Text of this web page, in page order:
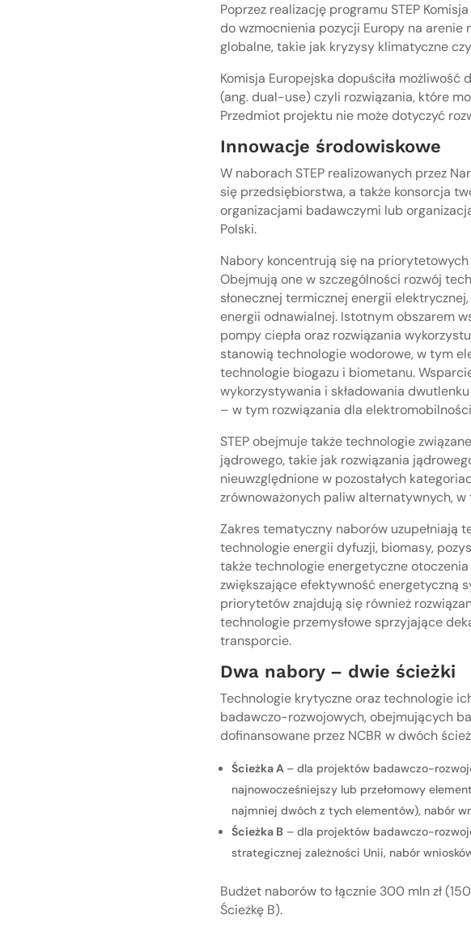
Poprzez realizację programu STEP
do wzmocnienia pozycji Europy na
globalne, takie jak kryzysy klimatyczne
Komisja Europejska dopuściła
(ang. dual-use) czyli rozwiązania, które
Przedmiot projektu nie może dotyczyć
Innowacje środowiskowe
W naborach STEP realizowanych przez
się przedsiębiorstwa, a także konsorcja
organizacjami badawczymi lub
Polski.
Nabory koncentrują się na
Obejmują one w szczególności rozwój
słonecznej termicznej energii
energii odnawialnej. Istotnym obszarem
pompy ciepła oraz rozwiązania
stanowią technologie wodorowe, w tym
technologie biogazu i biometanu.
wykorzystywania i składowania
– w tym rozwiązania dla
STEP obejmuje także technologie
jądrowego, takie jak rozwiązania
nieuwzględnione w pozostałych
zrównoważonych paliw alternatywnych,
Zakres tematyczny naborów uzupełniają
technologie energii dyfuzji, biomasy,
także technologie energetyczne
zwiększające efektywność energetyczną
priorytetów znajdują się również
technologie przemysłowe sprzyjające
transporcie.
Dwa nabory – dwie ścieżki
Technologie krytyczne oraz technologie
badawczo-rozwojowych, obejmujących
dofinansowane przez NCBR w dwóch
Ścieżka A – dla projektów badawczo-
najnowocześniejszy lub przełomowy
najmniej dwóch z tych elementów), nabór
Ścieżka B – dla projektów badawczo-
strategicznej zależności Unii, nabór
Budżet naborów to łącznie 300 mln zł
Ścieżkę B).